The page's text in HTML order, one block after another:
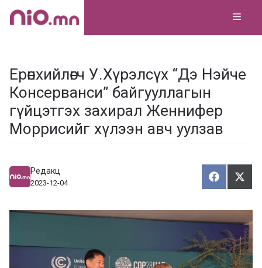
Skip
Ерөнхийлөгч У.Хүрэлсүх “Дэ Нэйче
Консерванси” байгууллагын
гүйцэтгэх захирал Женнифер
Моррисийг хүлээн авч уулзав
Редакц
2023-12-04
Х
у
а
а
л
ц
а
х
Т
ү
э
э
х